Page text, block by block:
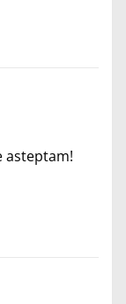
asteptam!